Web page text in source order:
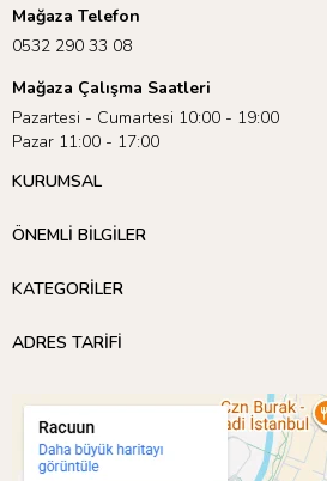
Mağaza Telefon
0532 290 33 08
Mağaza Çalışma Saatleri
Pazartesi - Cumartesi 10:00 - 19:00
Pazar 11:00 - 17:00
KURUMSAL
ÖNEMLİ BİLGİLER
KATEGORİLER
ADRES TARİFİ